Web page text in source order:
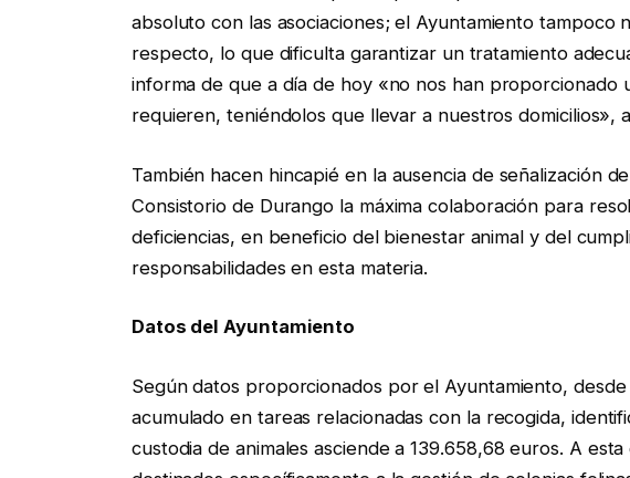
absoluto con las asociaciones; el Ayuntamiento tampoco
respecto, lo que dificulta garantizar un tratamiento
informa de que a día de hoy «no nos han proporcionado
requieren, teniéndolos que llevar a nuestros domicilios»,
También hacen hincapié en la ausencia de señalización
Consistorio de Durango la máxima colaboración para
deficiencias, en beneficio del bienestar animal y del
responsabilidades en esta materia.
Datos del Ayuntamiento
Según datos proporcionados por el Ayuntamiento,
acumulado en tareas relacionadas con la recogida,
custodia de animales asciende a 139.658,68 euros. A